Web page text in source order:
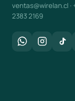
ventas@wirelan.cl ·
2383 2169